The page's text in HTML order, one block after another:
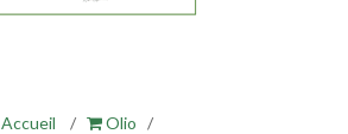
Accueil / Olio /